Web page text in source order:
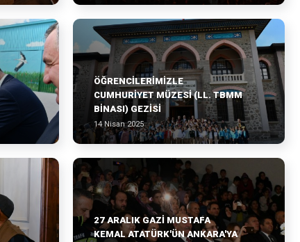
ÖĞRENCİLERİMİZLE
CUMHURİYET MÜZESİ (LL. TBMM
BİNASI) GEZİSİ
14 Nisan 2025
27 ARALIK GAZİ MUSTAFA
KEMAL ATATÜRK'ÜN ANKARA'YA